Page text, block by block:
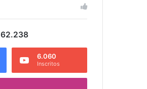
62.238
6.060
Inscritos